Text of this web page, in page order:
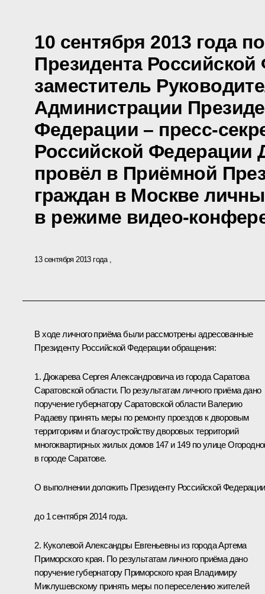
10 сентября 2013 года
Президента
заместитель
Администрации
Федерации – пресс-
Российской Федерации
провёл в Приёмной
граждан в Москве
в режиме видео-
13 сентября 2013 года
В ходе личного приёма были рассмотрены адресованные
Президенту Российской Федерации обращения:
1. Дюкарева Сергея Александровича из города Саратова
Саратовской области. По результатам личного приёма дано
поручение губернатору Саратовской области Валерию
Радаеву принять меры по ремонту проездов к дворовым
территориям и благоустройству дворовых территорий
многоквартирных жилых домов 147 и 149 по улице
в городе Саратове.
О выполнении доложить Президенту Российской Федерации
до 1 сентября 2014 года.
2. Куколевой Александры Евгеньевны из города Артема
Приморского края. По результатам личного приёма дано
поручение губернатору Приморского края Владимиру
Миклушевскому принять меры по переселению жителей